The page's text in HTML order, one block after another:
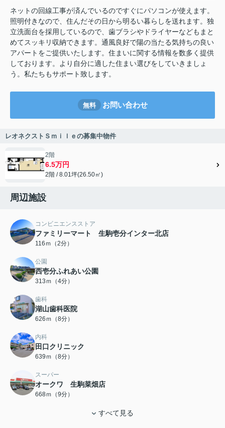
ネットの回線工事が済んでいるのですぐにパソコンが使えます。
照明付きなので、住んだその日から明るい暮らしを送れます。独
立洗面台を採用しているので、歯ブラシやドライヤーなどもまと
めてスッキリ収納できます。通風良好で陽の当たる気持ちの良い
アパートをご提供いたします。住まいに関する情報を数多く提供
しております。より自分に適した住まい選びをしていきましょ
う。私たちもサポート致します。
無料 お問い合わせ
レオネクストＳｍｉｌｅの募集中物件
2階
6.5万円
2階 / 8.01坪(26.50㎡)
周辺施設
コンビニエンスストア
ファミリーマート 生駒壱分インター北店
116ｍ（2分）
公園
西壱分ふれあい公園
313ｍ（4分）
歯科
湖山歯科医院
626ｍ（8分）
内科
田口クリニック
639ｍ（8分）
スーパー
オークワ 生駒菜畑店
668ｍ（9分）
すべて見る